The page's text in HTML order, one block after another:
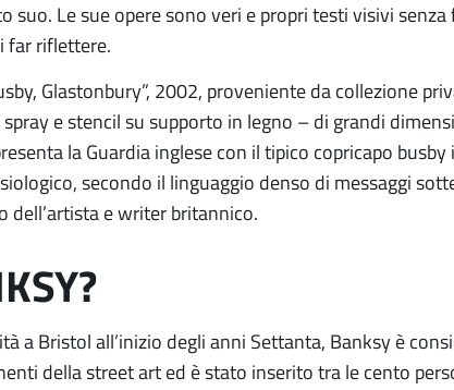
suo. Le sue opere sono veri e propri testi visivi senza
far riflettere.
Glastonbury”, 2002, proveniente da collezione
e stencil su supporto in legno – di grandi
la Guardia inglese con il tipico copricapo
secondo il linguaggio denso di messaggi
dell’artista e writer britannico.
a Bristol all’inizio degli anni Settanta, Banksy è
della street art ed è stato inserito tra le cento